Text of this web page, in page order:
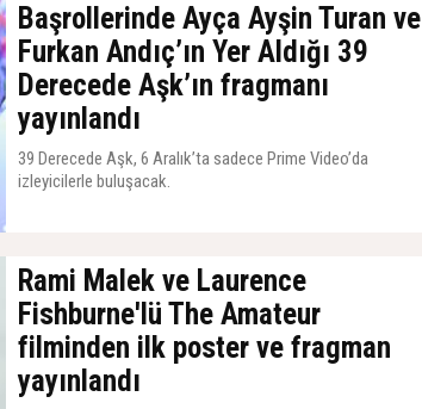
Başrollerinde Ayça Ayşin Turan ve
Furkan Andıç’ın Yer Aldığı 39
Derecede Aşk’ın fragmanı
yayınlandı
39 Derecede Aşk, 6 Aralık’ta sadece Prime Video’da
izleyicilerle buluşacak.
Rami Malek ve Laurence
Fishburne'lü The Amateur
filminden ilk poster ve fragman
yayınlandı